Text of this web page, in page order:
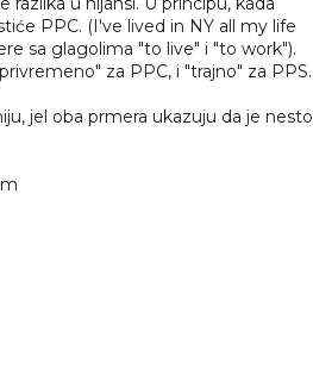
PPC. (I've lived in NY all my life
sa glagolima "to live" i "to work").
za PPC, i "trajno" za PPS.
jel oba prmera ukazuju da je nesto